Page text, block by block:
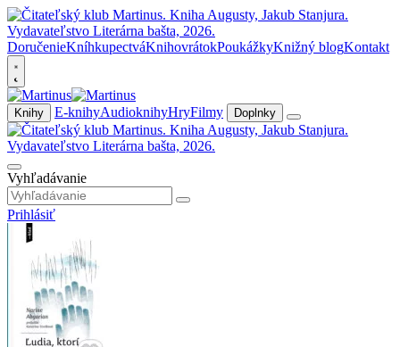
DoručenieKníhkupectváKnihovrátokPoukážkyKnižný blogKontakt
Knihy E-knihyAudioknihyHryFilmy Doplnky
Vyhľadávanie
Prihlásiť